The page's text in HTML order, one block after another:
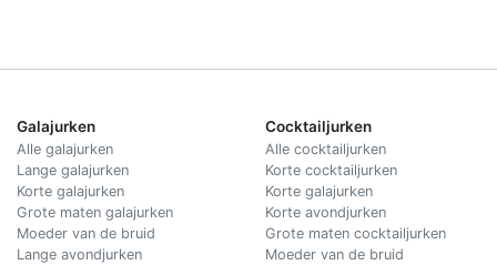
Galajurken
Alle galajurken
Lange galajurken
Korte galajurken
Grote maten galajurken
Moeder van de bruid
Lange avondjurken
Cocktailjurken
Alle cocktailjurken
Korte cocktailjurken
Korte galajurken
Korte avondjurken
Grote maten cocktailjurken
Moeder van de bruid